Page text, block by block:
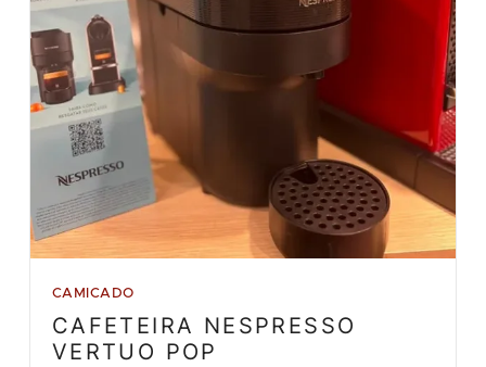
CAMICADO
CAFETEIRA NESPRESSO
VERTUO POP